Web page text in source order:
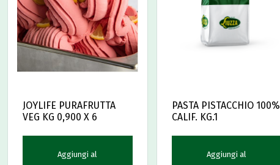
JOYLIFE PURAFRUTTA
VEG KG 0,900 X 6
Aggiungi al
PASTA PISTACCHIO 100%
CALIF. KG.1
Aggiungi al